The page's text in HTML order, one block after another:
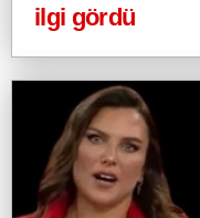
ilgi gördü